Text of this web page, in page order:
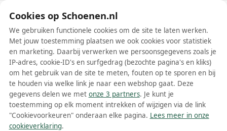
Schoenen.nl
Wis filters Alle filters
Zwarte INUIKII dames laarzen
Meer lezen
Cookies op Schoenen.nl
We gebruiken functionele cookies om de site te laten werken.
Met jouw toestemming plaatsen we ook cookies voor statistiek
en marketing. Daarbij verwerken we persoonsgegevens zoals je
IP-adres, cookie-ID's en surfgedrag (bezochte pagina's en kliks)
om het gebruik van de site te meten, fouten op te sporen en bij
te houden via welke link je naar een webshop gaat. Deze
gegevens delen we met onze 3 partners. Je kunt je
toestemming op elk moment intrekken of wijzigen via de link
"Cookievoorkeuren" onderaan elke pagina. Lees meer in onze
cookieverklaring.